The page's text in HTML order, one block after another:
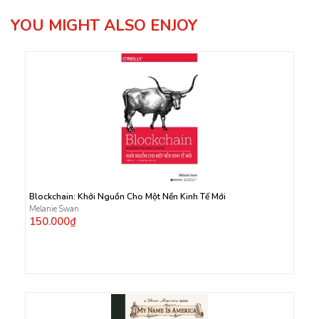
YOU MIGHT ALSO ENJOY
Blockchain: Khởi Nguồn Cho Một Nền Kinh Tế Mới
Melanie Swan
150.000₫